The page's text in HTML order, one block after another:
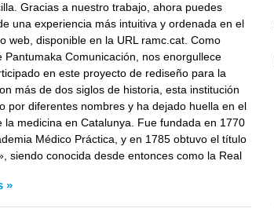
Gracias a nuestro trabajo, ahora puedes
una experiencia más intuitiva y ordenada en el
web, disponible en la URL ramc.cat. Como
Pantumaka Comunicación, nos enorgullece
en este proyecto de rediseño para la
más de dos siglos de historia, esta institución
por diferentes nombres y ha dejado huella en el
la medicina en Catalunya. Fue fundada en 1770
Médico Práctica, y en 1785 obtuvo el título
siendo conocida desde entonces como la Real
»